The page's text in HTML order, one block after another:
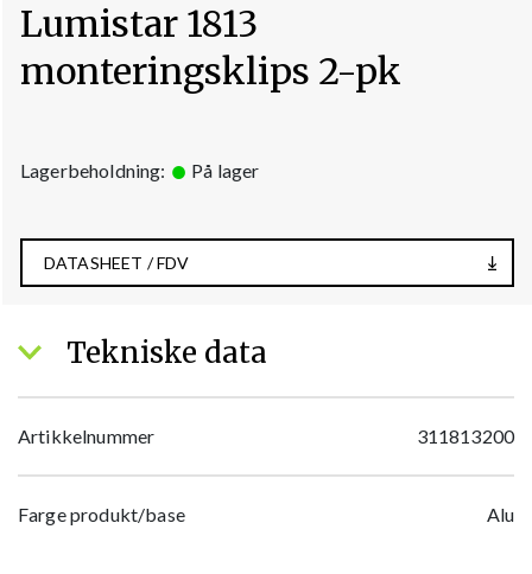
Lumistar 1813
monteringsklips 2-pk
Lagerbeholdning: På lager
DATASHEET / FDV
Tekniske data
Artikkelnummer 311813200
Farge produkt/base Alu